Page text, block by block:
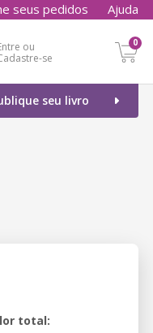
seus pedidos Ajuda
ou
se
0
seu livro
total: